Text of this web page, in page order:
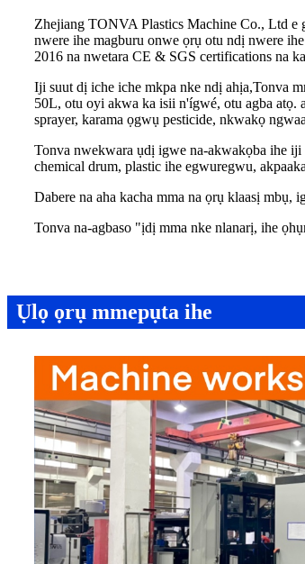
Zhejiang TONVA Plastics Machine Co., Ltd e
nwere ihe magburu onwe ọrụ otu ndị nwere
2016 na nwetara CE & SGS certifications na
Iji suut dị iche iche mkpa nke ndị ahịa,Tonva
50L, otu oyi akwa ka isii n'ígwé, otu agba atọ.
sprayer, karama ọgwụ pesticide, nkwakọ
Tonva nwekwara ụdị igwe na-akwakọba ihe
chemical drum, plastic ihe egwuregwu,
Dabere na aha kacha mma na ọrụ klaasị
Tonva na-agbaso "ịdị mma nke nlanarị, ihe
Ụlọ ọrụ mmepụta ihe